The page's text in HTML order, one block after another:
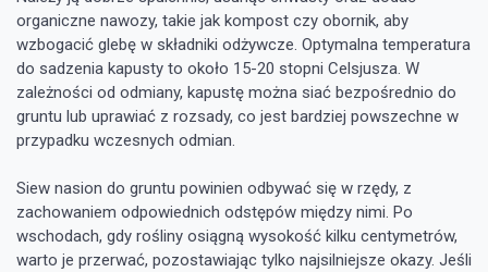
organiczne nawozy, takie jak kompost czy obornik, aby
wzbogacić glebę w składniki odżywcze. Optymalna temperatura
do sadzenia kapusty to około 15-20 stopni Celsjusza. W
zależności od odmiany, kapustę można siać bezpośrednio do
gruntu lub uprawiać z rozsady, co jest bardziej powszechne w
przypadku wczesnych odmian.
Siew nasion do gruntu powinien odbywać się w rzędy, z
zachowaniem odpowiednich odstępów między nimi. Po
wschodach, gdy rośliny osiągną wysokość kilku centymetrów,
warto je przerwać, pozostawiając tylko najsilniejsze okazy. Jeśli